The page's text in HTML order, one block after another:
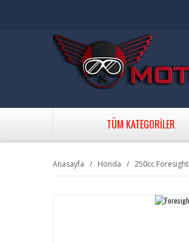
TÜM KATEGORİLER
Anasayfa Honda 250cc Foresight